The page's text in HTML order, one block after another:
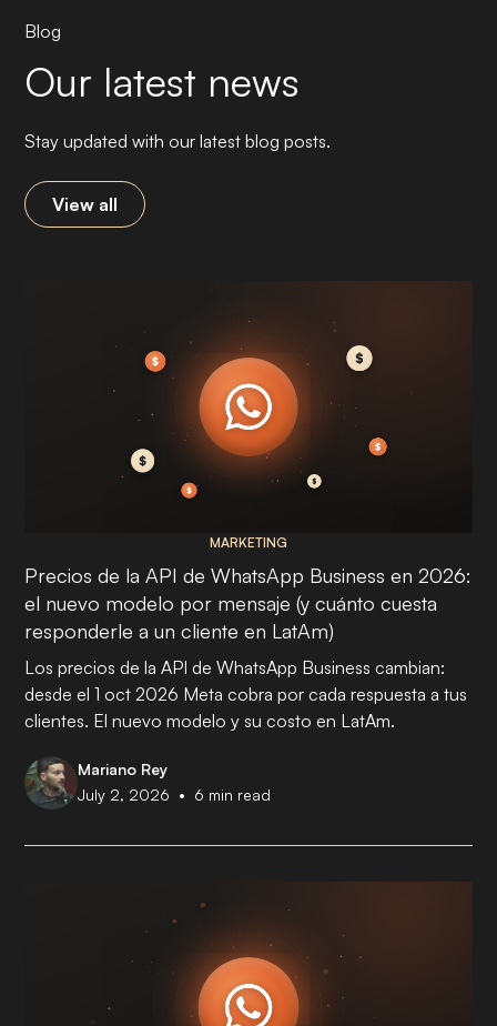
Blog
Our latest news
Stay updated with our latest blog posts.
View all
MARKETING
Precios de la API de WhatsApp Business en 2026:
el nuevo modelo por mensaje (y cuánto cuesta
responderle a un cliente en LatAm)
Los precios de la API de WhatsApp Business cambian:
desde el 1 oct 2026 Meta cobra por cada respuesta a tus
clientes. El nuevo modelo y su costo en LatAm.
Mariano Rey
July 2, 2026 • 6 min read